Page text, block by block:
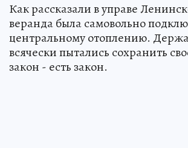
Как рассказали в управе
веранда была самовольно
центральному отоплению.
всячески пытались сохранить
закон - есть закон.